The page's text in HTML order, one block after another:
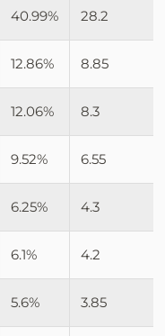
40.99% 28.2
12.86% 8.85
12.06% 8.3
9.52% 6.55
6.25% 4.3
6.1% 4.2
5.6% 3.85